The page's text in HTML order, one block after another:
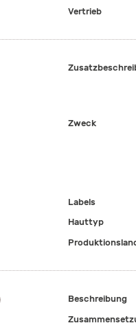
Vertrieb
Zweck
Labels
Hauttyp
Beschreibung